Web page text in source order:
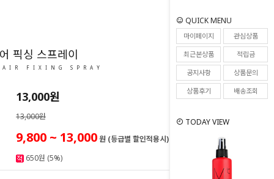
QUICK MENU
마이페이지
관심상품
최근본상품
적립금
공지사항
상품문의
상품후기
배송조회
TODAY VIEW
51
픽싱 스프레이
FIXING SPRAY
13,000원
13,000원
9,800 ~ 13,000원 (등급별 할인적용시)
650원 (5%)